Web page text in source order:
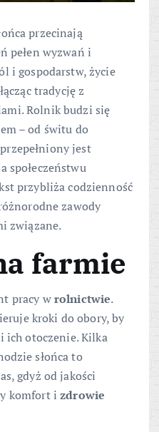
przecinają
pełen wyzwań i
i gospodarstw, życie
tradycję z
Rolnik budzi się
– od świtu do
jest
społeczeństwu
przybliża codzienność
zawody
związane.
farmie
pracy wrolnictwie.
kroki do obory, by
i ich otoczenie. Kilka
słońca to
gdyż od jakości
komfort izdrowie